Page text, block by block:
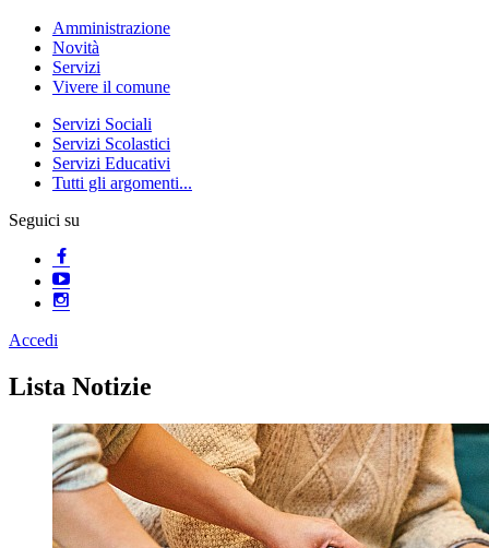
Amministrazione
Novità
Servizi
Vivere il comune
Servizi Sociali
Servizi Scolastici
Servizi Educativi
Tutti gli argomenti...
Seguici su
Accedi
Homepage
Lista Notizie